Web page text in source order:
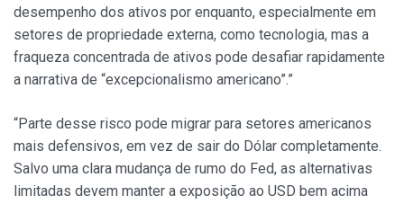
desempenho dos ativos por enquanto, especialmente em
setores de propriedade externa, como tecnologia, mas a
fraqueza concentrada de ativos pode desafiar rapidamente
a narrativa de “excepcionalismo americano”.”
“Parte desse risco pode migrar para setores americanos
mais defensivos, em vez de sair do Dólar completamente.
Salvo uma clara mudança de rumo do Fed, as alternativas
limitadas devem manter a exposição ao USD bem acima